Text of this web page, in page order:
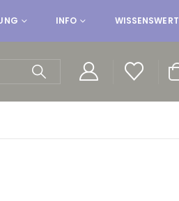
INFO WISSENSWERT